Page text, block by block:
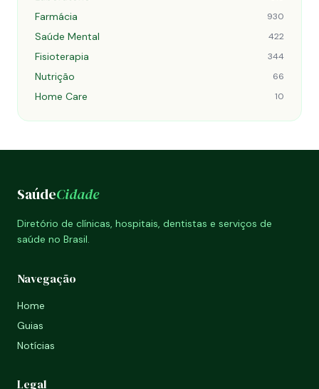
Farmácia 930
Saúde Mental 422
Fisioterapia 344
Nutrição 66
Home Care 10
SaúdeCidade
Diretório de clínicas, hospitais, dentistas e serviços de
saúde no Brasil.
Navegação
Home
Guias
Notícias
Legal